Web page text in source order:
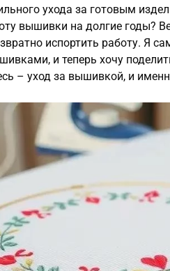
ухода за готовым
вышивки на долгие годы?
испортить работу. Я
и теперь хочу
– уход за вышивкой, и